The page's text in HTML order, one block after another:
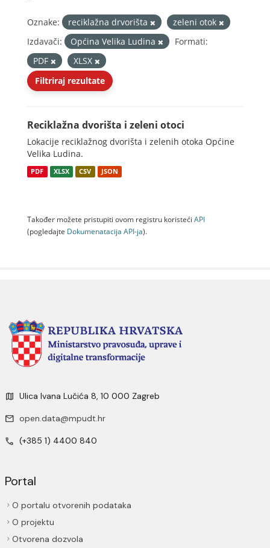
Oznake: reciklažna drvorišta
zeleni otok
Izdavači:
Općina Velika Ludina
Formati:
PDF
XLSX
Filtriraj rezultate
Reciklažna dvorišta i zeleni otoci
Lokacije reciklažnog dvorišta i zelenih otoka Općine
Velika Ludina.
PDF XLSX CSV JSON
Također možete pristupiti ovom registru koristeći API
(pogledajte Dokumenаtаcijа API-jа).